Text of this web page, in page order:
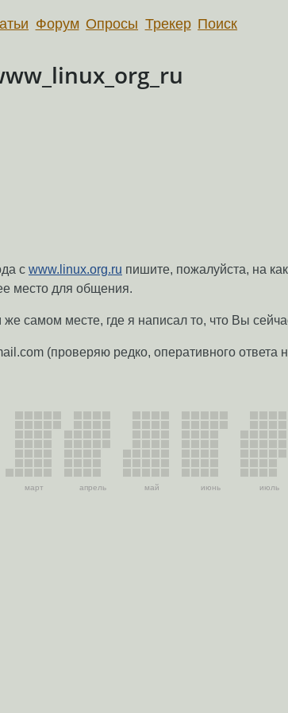
Форум Опросы Трекер Поиск
с www.linux.org.ru пишите, пожалуйста, на
место для общения.
самом месте, где я написал то, что Вы
(проверяю редко, оперативного ответа
март апрель май июнь июль